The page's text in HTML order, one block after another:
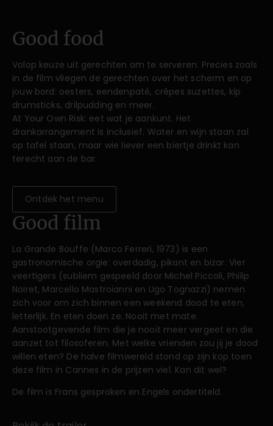
Good food
Volop keuze uit gerechten om te serveren. Precies zoals
in de film vliegen de gerechten over het scherm en op
jouw bord: oesters, eendenpaté, crêpes suzettes, kip
drumsticks, drilpudding en meer.
At Your Own Risk: eet wat je aankunt. Het
drankarrangement is inclusief. Water en wijn staan zal
op tafel staan, maar wie liever een biertje drinkt kan
terecht aan de bar.
Ontdek het menu
Good film
La Grande Bouffe (Marco Ferreri, 1973) is een
gastronomische orgie: overdadig, pikant en bizar. Vier
veertigers (subliem gespeeld door Michel Piccoli, Philip
Noiret, Marcello Mastroianni en Ugo Tognazzi) nemen
zich voor om zich binnen een weekend dood te eten,
letterlijk. En eten doen ze. Nooit met mate.
Aanstootgevende film die je nooit meer vergeet en die
aanzet tot filosoferen. Met welke vrienden zou jij je dood
willen eten? De halve filmwereld stond op zijn kop toen
deze film in Cannes in de prijzen viel. Kan dit wel?
De film is Frans gesproken en Engels ondertiteld.